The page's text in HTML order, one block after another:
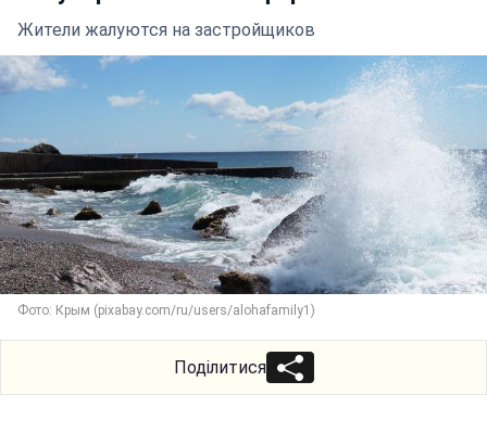
Жители жалуются на застройщиков
Фото: Крым (pixabay.com/ru/users/alohafamily1)
Поділитися